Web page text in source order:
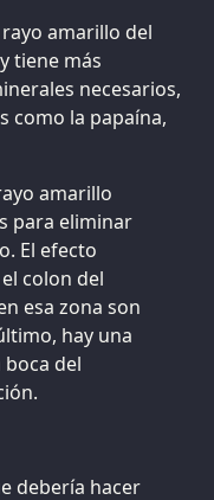
amarillo del
tiene más
necesarios,
como la papaína,
amarillo
para eliminar
El efecto
colon del
esa zona son
hay una
del
debería hacer